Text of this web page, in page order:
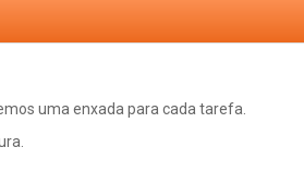
uma enxada para cada tarefa.